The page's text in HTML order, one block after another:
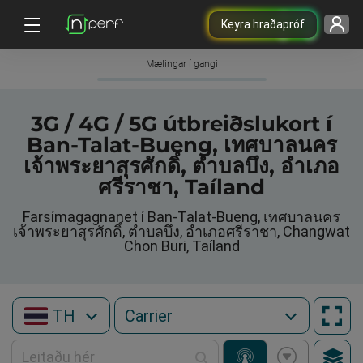
Keyra hraðapróf
Mælingar í gangi
3G / 4G / 5G útbreiðslukort í
Ban-Talat-Bueng, เทศบาลนคร
เจ้าพระยาสุรศักดิ์, ตำบลบึง, อำเภอ
ศรีราชา, Taíland
Farsímagagnanet í Ban-Talat-Bueng, เทศบาลนคร
เจ้าพระยาสุรศักดิ์, ตำบลบึง, อำเภอศรีราชา, Changwat
Chon Buri, Taíland
TH